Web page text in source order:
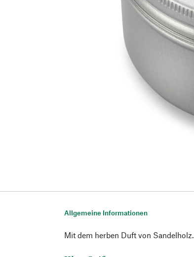
Allgemeine Informationen
Mit dem herben Duft von Sandelholz.